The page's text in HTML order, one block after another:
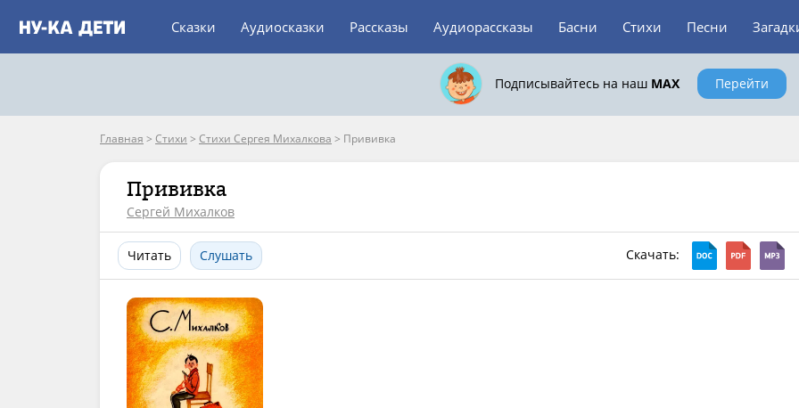
Сказки Аудиосказки Рассказы Аудиорассказы Басни Стихи Песни
Подписывайтесь на наш MAX Перейти
Главная > Стихи > Стихи Сергея Михалкова > Прививка
Прививка
Сергей Михалков
Читать Слушать Скачать: